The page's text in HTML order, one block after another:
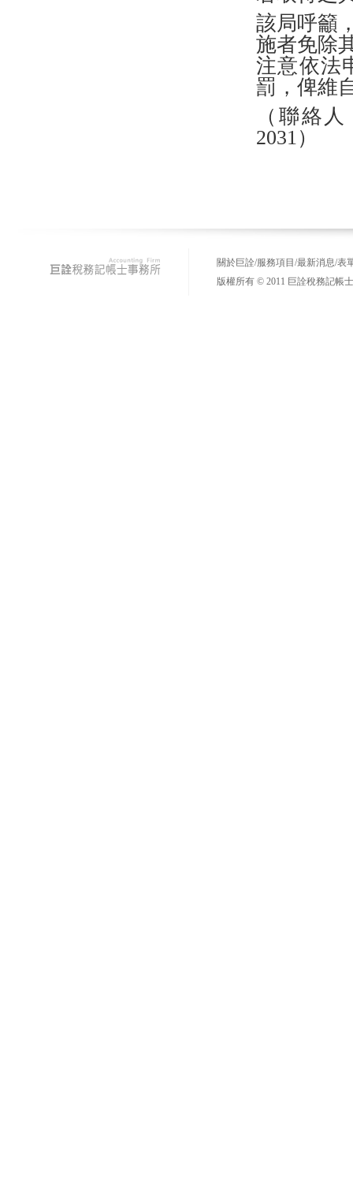
該局呼籲
施者免除
注意依法
罰，俾維
（聯絡
2031）
關於巨詮/服務項目 /最新消息/表
版權所有 © 2011 巨詮稅務記帳